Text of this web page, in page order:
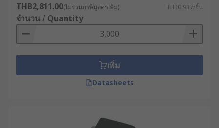
THB2,811.00(ไม่รวมภาษีมูลค่าเพิ่ม) THB0.937/ชิ้น
จำนวน / Quantity
เพิ่ม
Datasheets